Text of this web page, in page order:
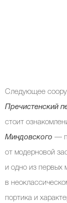
Следующее
Пречистенский
стоит
Миндовского —
от модерновой
и одно из первых
в
портика и